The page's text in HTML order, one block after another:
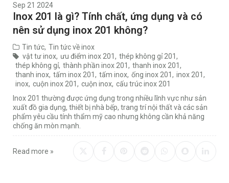
Sep 21 2024
Inox 201 là gì? Tính chất, ứng dụng và có
nên sử dụng inox 201 không?
Tin tức, Tin tức về inox
vật tư inox, ưu điểm inox 201 , thép không gỉ 201 ,
thép không gỉ, thành phần inox 201 , thanh inox 201 ,
thanh inox, tấm inox 201 , tấm inox, ống inox 201 , inox 201 ,
inox, cuộn inox 201 , cuộn inox, cấu trúc inox 201
Inox 201 thường được ứng dụng trong nhiều lĩnh vực như sản
xuất đồ gia dụng, thiết bị nhà bếp, trang trí nội thất và các sản
phẩm yêu cầu tính thẩm mỹ cao nhưng không cần khả năng
chống ăn mòn mạnh.
Read more »